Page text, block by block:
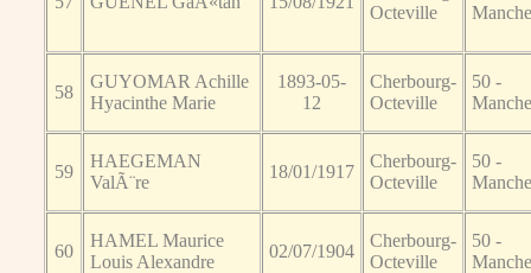
Octeville
Manche
58
GUYOMAR Achille
Hyacinthe Marie
1893-05-
12
Cherbourg-
Octeville
50 -
Manche
59
HAEGEMAN
ValÃ¨re
18/01/1917
Cherbourg-
Octeville
50 -
Manche
60
HAMEL Maurice
Louis Alexandre
02/07/1904
Cherbourg-
Octeville
50 -
Manche